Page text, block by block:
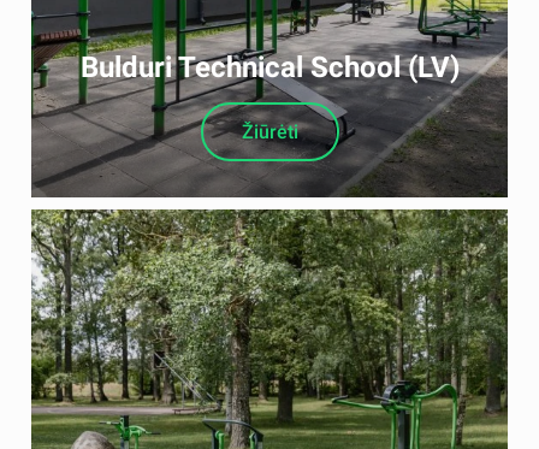
Bulduri Technical School (LV)
Žiūrėti